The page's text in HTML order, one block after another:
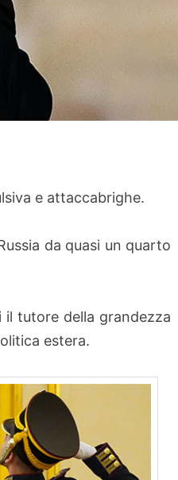
e attaccabrighe.
da quasi un quarto
tutore della grandezza
estera.